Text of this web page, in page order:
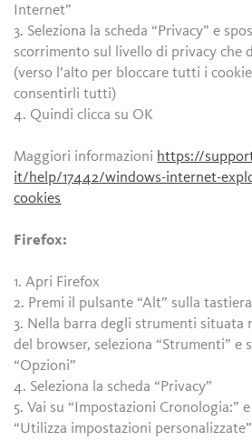
Internet”
3. Seleziona la scheda “Privacy” e
scorrimento sul livello di privacy che
(verso l’alto per bloccare tutti i
consentirli tutti)
4. Quindi clicca su OK
Maggiori informazioni https://
it/help/17442/windows-internet-
cookies
Firefox:
1. Apri Firefox
2. Premi il pulsante “Alt” sulla tastiera
3. Nella barra degli strumenti situata
del browser, seleziona “Strumenti” e
“Opzioni”
4. Seleziona la scheda “Privacy”
5. Vai su “Impostazioni Cronologia:”
“Utilizza impostazioni